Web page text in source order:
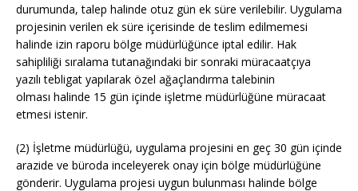
durumunda, talep halinde otuz gün ek süre verilebilir. Uygulama
projesinin verilen ek süre içerisinde de teslim edilmemesi
halinde izin raporu bölge müdürlüğünce iptal edilir. Hak
sahipliliği sıralama tutanağındaki bir sonraki müracaatçıya
yazılı tebligat yapılarak özel ağaçlandırma talebinin
olması halinde 15 gün içinde işletme müdürlüğüne müracaat
etmesi istenir.
(2) İşletme müdürlüğü, uygulama projesini en geç 30 gün içinde
arazide ve büroda inceleyerek onay için bölge müdürlüğüne
gönderir. Uygulama projesi uygun bulunması halinde bölge